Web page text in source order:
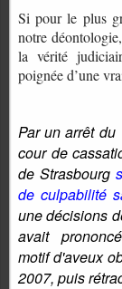
Si pour le plus
notre
la vérité
poignée d’une
Par un arrêt
cour de
de Strasbourg
de culpabilité
une décisions
avait
motif d'aveux
2007, puis